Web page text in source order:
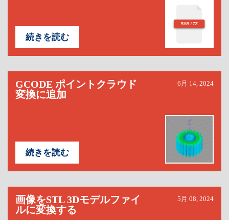
続きを読む
GCODE ポイントクラウド
変換に追加
6月 14, 2024
続きを読む
画像をSTL 3Dモデルファイ
ルに変換する
5月 08, 2024